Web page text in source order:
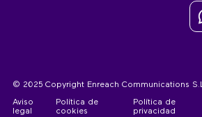
© 2025 Copyright Enreach Communications
Aviso
legal
Política de
cookies
Política de
privacidad